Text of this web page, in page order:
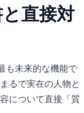
と直接対
も未来的な機能で
るで実在の人物と
について直接「質